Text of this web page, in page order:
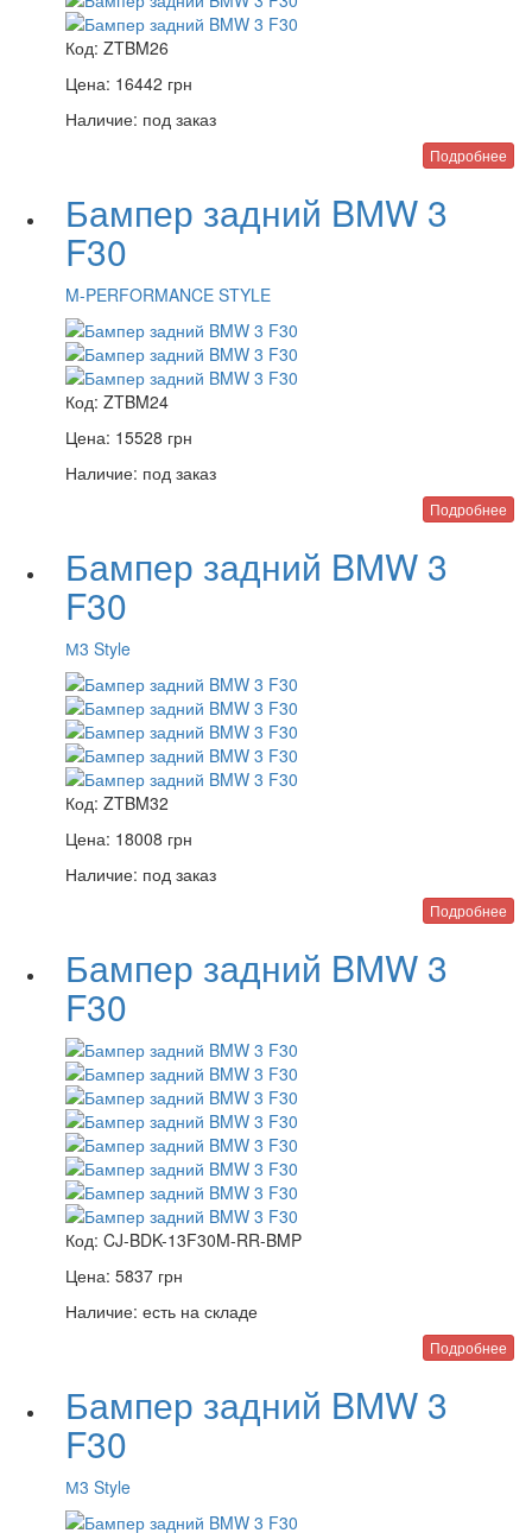
Код: ZTBM26
Цена: 16442 грн
Наличие: под заказ
Подробнее
Бампер задний BMW 3
F30
M-PERFORMANCE STYLE
Код: ZTBM24
Цена: 15528 грн
Наличие: под заказ
Подробнее
Бампер задний BMW 3
F30
М3 Style
Код: ZTBM32
Цена: 18008 грн
Наличие: под заказ
Подробнее
Бампер задний BMW 3
F30
Код: CJ-BDK-13F30M-RR-BMP
Цена: 5837 грн
Наличие: есть на складе
Подробнее
Бампер задний BMW 3
F30
М3 Style